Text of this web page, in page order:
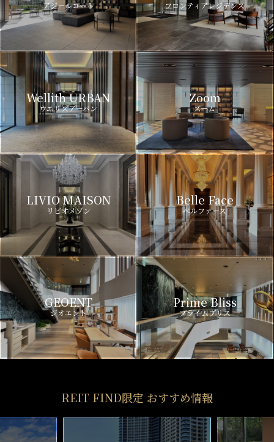
アジールコート フロンティアレジデンス
Wellith URBAN
ウエリスアーバン
Zoom
ズーム
LIVIO MAISON
リビオメゾン
Belle Face
ベルファース
GEOENT
ジオエント
Prime Bliss
プライムブリス
REIT FIND限定 おすすめ情報